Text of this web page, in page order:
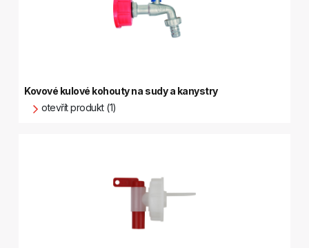
Kovové kulové kohouty na sudy a kanystry
otevřít produkt (1)